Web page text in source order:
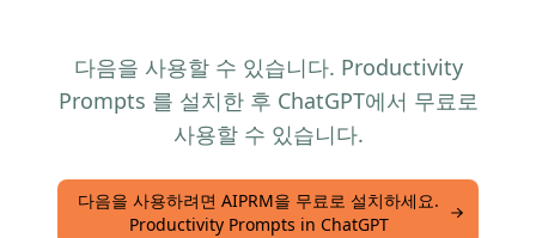
다음을 사용할 수 있습니다. Productivity
Prompts 를 설치한 후 ChatGPT에서 무료로
사용할 수 있습니다.
다음을 사용하려면 AIPRM을 무료로 설치하세요.
Productivity Prompts in ChatGPT